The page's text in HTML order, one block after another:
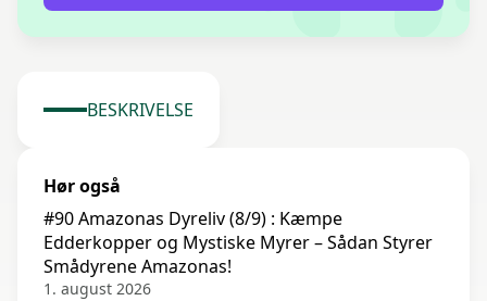
BESKRIVELSE
Hør også
#90 Amazonas Dyreliv (8/9) : Kæmpe
Edderkopper og Mystiske Myrer – Sådan Styrer
Smådyrene Amazonas!
1. august 2026